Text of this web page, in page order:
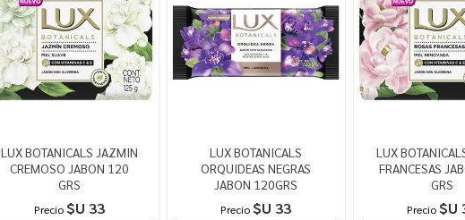
LUX BOTANICALS JAZMIN
CREMOSO JABON 120
GRS
Precio $U 33
LUX BOTANICALS
ORQUIDEAS NEGRAS
JABON 120GRS
Precio $U 33
LUX
FRANCESAS
GRS
Precio $U